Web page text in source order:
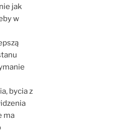
jak
w
bycia z
ma